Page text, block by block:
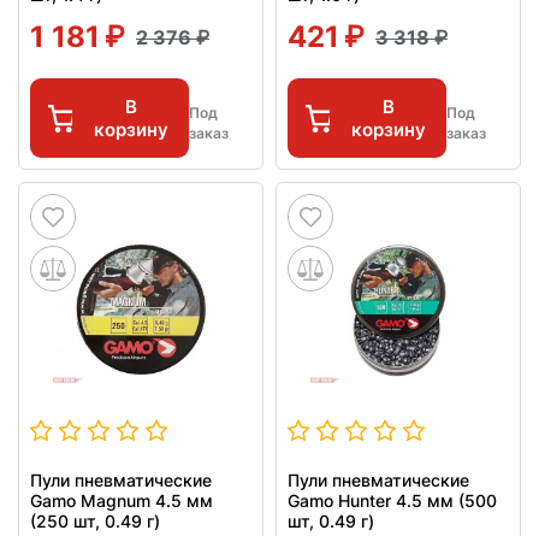
1 181 2 376
В
корзину
Под
заказ
421 3 318
В
корзину
Под
заказ
Пули пневматические
Gamo Magnum 4.5 мм
(250 шт, 0.49 г)
Пули пневматические
Gamo Hunter 4.5 мм (500
шт, 0.49 г)